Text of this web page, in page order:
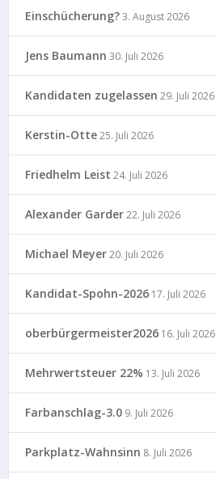
Einschücherung?3. August 2026
Jens Baumann 30. Juli 2026
Kandidaten zugelassen 29. Juli 2026
Kerstin-Otte25. Juli 2026
Friedhelm Leist 24. Juli 2026
Alexander Garder22. Juli 2026
Michael Meyer20. Juli 2026
Kandidat-Spohn-2026 17. Juli 2026
oberbürgermeister2026 16. Juli 2026
Mehrwertsteuer 22% 13. Juli 2026
Farbanschlag-3.0 9. Juli 2026
Parkplatz-Wahnsinn 8. Juli 2026